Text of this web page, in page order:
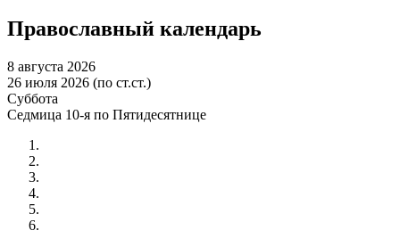
Православный календарь
8 августа 2026
26 июля 2026 (по ст.ст.)
Суббота
Седмица 10-я по Пятидесятнице